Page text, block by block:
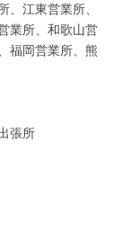
、江東営業所、
業所、和歌山営
福岡営業所、熊
張所